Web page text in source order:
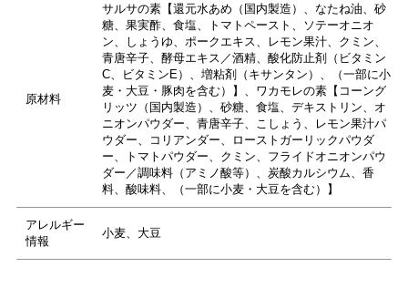
原材料
サルサの素【還元水あめ（国内製造）、なたね油、砂
糖、果実酢、食塩、トマトペースト、ソテーオニオ
ン、しょうゆ、ポークエキス、レモン果汁、クミン、
青唐辛子、酵母エキス／酒精、酸化防止剤（ビタミン
C、ビタミンE）、増粘剤（キサンタン）、（一部に小
麦・大豆・豚肉を含む）】、ワカモレの素【コーング
リッツ（国内製造）、砂糖、食塩、デキストリン、オ
ニオンパウダー、青唐辛子、こしょう、レモン果汁パ
ウダー、コリアンダー、ローストガーリックパウダ
ー、トマトパウダー、クミン、フライドオニオンパウ
ダー／調味料（アミノ酸等）、炭酸カルシウム、香
料、酸味料、（一部に小麦・大豆を含む）】
アレルギー
情報
小麦、大豆